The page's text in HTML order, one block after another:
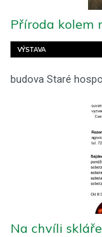
VÝSTAVA
Příroda kolem
budova Staré
Na chvíli